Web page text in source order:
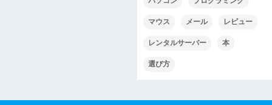
マウス メール レビュー
レンタルサーバー 本
選び方